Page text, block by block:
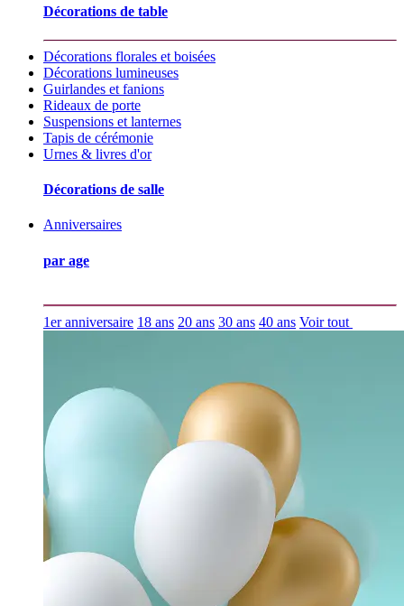
Décorations de table
Décorations florales et boisées
Décorations lumineuses
Guirlandes et fanions
Rideaux de porte
Suspensions et lanternes
Tapis de cérémonie
Urnes & livres d'or
Décorations de salle
Anniversaires
par age
1er anniversaire 18 ans 20 ans 30 ans 40 ans Voir tout